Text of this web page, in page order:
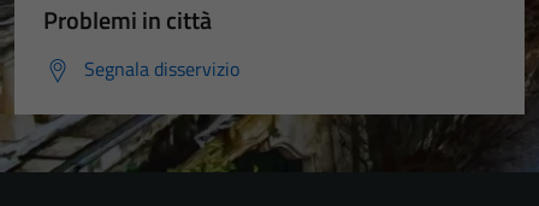
Problemi in città
Segnala disservizio